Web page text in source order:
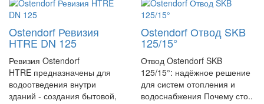
Ostendorf Ревизия
HTRE DN 125
Ревизия Ostendorf
HTRE предназначены для
водоотведения внутри
зданий - создания бытовой,
Ostendorf Отвод SKB
125/15°
Отвод Ostendorf SKB
125/15°: надёжное решение
для систем отопления и
водоснабжения Почему сто..